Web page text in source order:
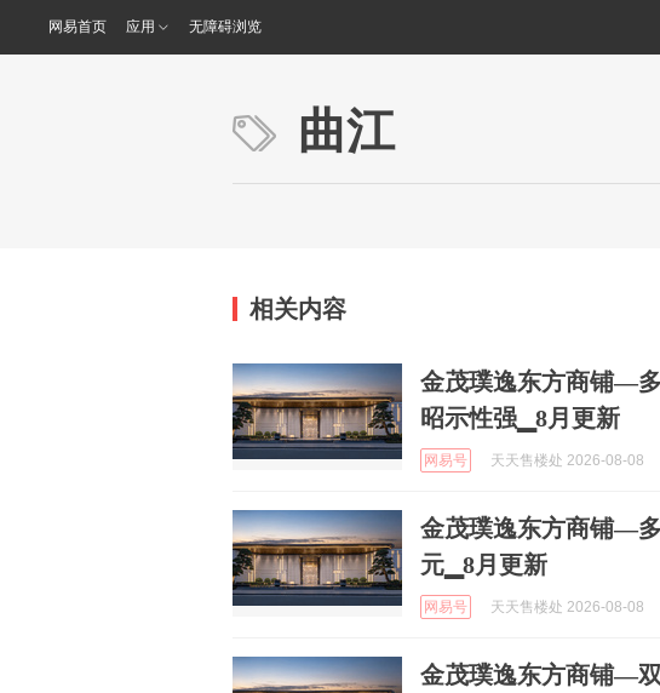
网易首页 应用 无障碍浏览
曲江
相关内容
金茂璞逸东方商铺—
昭示性强▁8月更新
网易号 天天售楼处 2026-08-08
金茂璞逸东方商铺—
元▁8月更新
网易号 天天售楼处 2026-08-08
金茂璞逸东方商铺—